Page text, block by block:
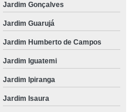
Jardim Gonçalves
Jardim Guarujá
Jardim Humberto de Campos
Jardim Iguatemi
Jardim Ipiranga
Jardim Isaura